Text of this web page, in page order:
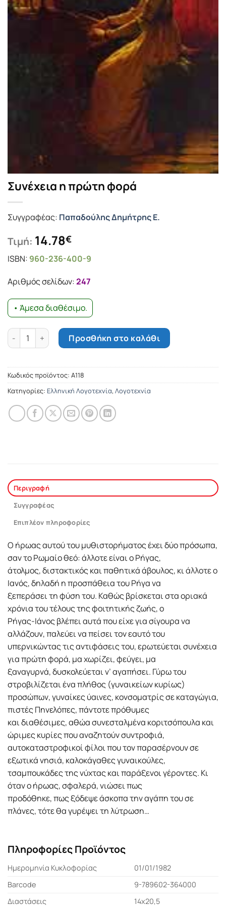
Συνέχεια η πρώτη φορά
Συγγραφέας: Παπαδούλης Δημήτρης Ε.
Τιμή: 14.78€
ISBN: 960-236-400-9
Αριθμός σελίδων:247
• Άμεσα διαθέσιμο.
Συνέχεια η πρώτη φορά ποσότητα
Προσθήκη στο καλάθι
Κωδικός προϊόντος: Α118
Κατηγορίες: Ελληνική Λογοτεχνία, Λογοτεχνία
Περιγραφή
Συγγραφέας
Επιπλέον πληροφορίες
Ο ήρωας αυτού του μυθιστορήματος έχει δύο πρόσωπα,
σαν το Ρωμαίο θεό: άλλοτε είναι ο Ρήγας,
άτολμος, διστακτικός και παθητικά άβουλος, κι άλλοτε ο
Ιανός, δηλαδή η προσπάθεια του Ρήγα να
ξεπεράσει τη φύση του. Καθώς βρίσκεται στα οριακά
χρόνια του τέλους της φοιτητικής ζωής, ο
Ρήγας-Ιάνος βλέπει αυτά που είχε για σίγουρα να
αλλάζουν, παλεύει να πείσει τον εαυτό του
υπερνικώντας τις αντιφάσεις του, ερωτεύεται συνέχεια
για πρώτη φορά, μα χωρίζει, φεύγει, μα
ξαναγυρνά, δυσκολεύεται ν’ αγαπήσει. Γύρω του
στροβιλίζεται ένα πλήθος (γυναικείων κυρίως)
προσώπων, γυναίκες ύαινες, κονσοματρίς σε καταγώγια,
πιστές Πηνελόπες, πάντοτε πρόθυμες
και διαθέσιμες, αθώα συνεσταλμένα κοριτσόπουλα και
ώριμες κυρίες που αναζητούν συντροφιά,
αυτοκαταστροφικοί φίλοι που τον παρασέρνουν σε
εξωτικά νησιά, καλοκάγαθες γυναικούλες,
τσαμπουκάδες της νύχτας και παράξενοι γέροντες. Κι
όταν ο ήρωας, σφαλερά, νιώσει πως
προδόθηκε, πως ξόδεψε άσκοπα την αγάπη του σε
πλάνες, τότε θα γυρέψει τη λύτρωση…
Πληροφορίες Προϊόντος
Ημερομηνία Κυκλοφορίας
01/01/1982
Barcode
9-789602-364000
Διαστάσεις
14x20,5